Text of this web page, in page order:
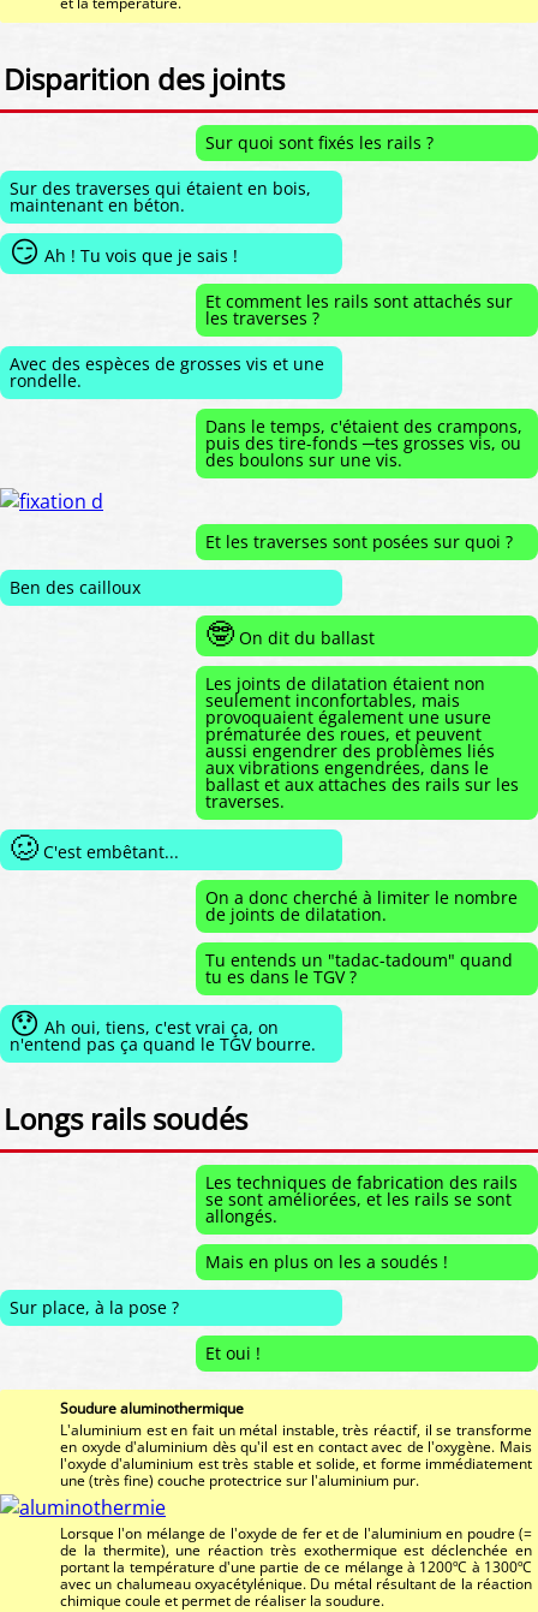
Disparition des joints
Sur quoi sont fixés les rails ?
Sur des traverses qui étaient en bois,
maintenant en béton.
😏 Ah ! Tu vois que je sais !
Et comment les rails sont attachés sur
les traverses ?
Avec des espèces de grosses vis et une
rondelle.
Dans le temps, c'étaient des crampons,
puis des tire-fonds ─tes grosses vis, ou
des boulons sur une vis.
Et les traverses sont posées sur quoi ?
Ben des cailloux
🤓 On dit du ballast
Les joints de dilatation étaient non
seulement inconfortables, mais
provoquaient également une usure
prématurée des roues, et peuvent
aussi engendrer des problèmes liés
aux vibrations engendrées, dans le
ballast et aux attaches des rails sur les
traverses.
🥴 C'est embêtant...
On a donc cherché à limiter le nombre
de joints de dilatation.
Tu entends un "tadac-tadoum" quand
tu es dans le TGV ?
😯 Ah oui, tiens, c'est vrai ça, on
n'entend pas ça quand le TGV bourre.
Longs rails soudés
Les techniques de fabrication des rails
se sont améliorées, et les rails se sont
allongés.
Mais en plus on les a soudés !
Sur place, à la pose ?
Et oui !
Soudure aluminothermique
L'aluminium est en fait un métal instable, très réactif, il se transforme
en oxyde d'aluminium dès qu'il est en contact avec de l'oxygène. Mais
l'oxyde d'aluminium est très stable et solide, et forme immédiatement
une (très fine) couche protectrice sur l'aluminium pur.
Lorsque l'on mélange de l'oxyde de fer et de l'aluminium en poudre (=
de la thermite), une réaction très exothermique est déclenchée en
portant la température d'une partie de ce mélange à 1200ºC à 1300ºC
avec un chalumeau oxyacétylénique. Du métal résultant de la réaction
chimique coule et permet de réaliser la soudure.